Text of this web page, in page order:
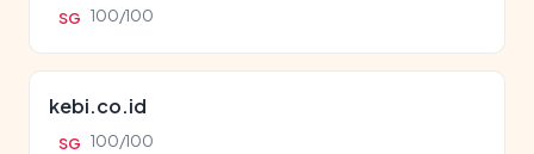
SG 100/100
kebi.co.id
SG 100/100